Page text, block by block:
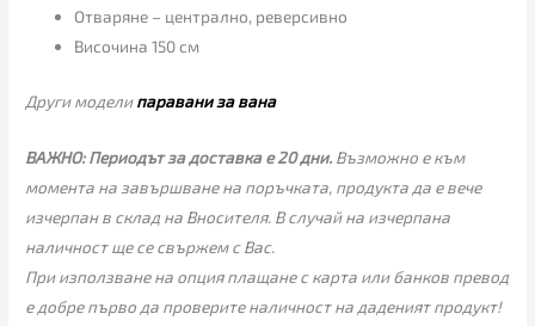
Отваряне – централно, реверсивно
Височина 150 см
Други моделипаравани за вана
ВАЖНО: Периодът за доставка е 20 дни. Възможно е към
момента на завършване на поръчката, продукта да е вече
изчерпан в склад на Вносителя. В случай на изчерпана
наличност ще се свържем с Вас.
При използване на опция плащане с карта или банков превод
е добре първо да проверите наличност на даденият продукт!